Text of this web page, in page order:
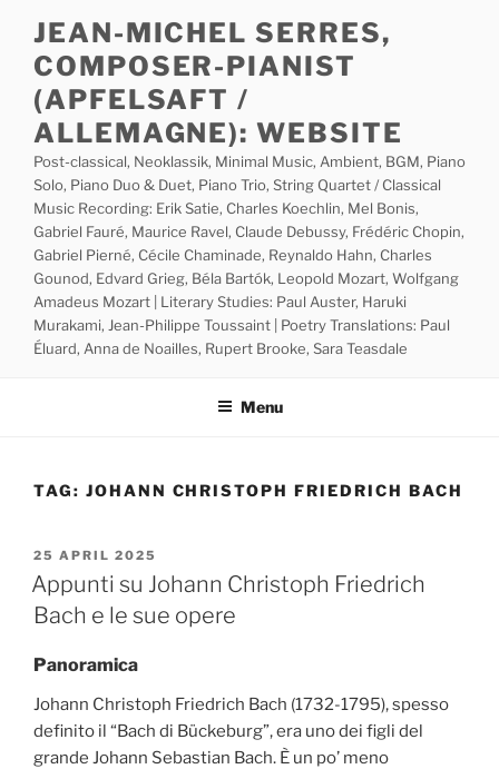
content
JEAN-MICHEL SERRES,
COMPOSER-PIANIST
(APFELSAFT /
ALLEMAGNE): WEBSITE
Post-classical, Neoklassik, Minimal Music, Ambient, BGM, Piano
Solo, Piano Duo & Duet, Piano Trio, String Quartet / Classical
Music Recording: Erik Satie, Charles Koechlin, Mel Bonis,
Gabriel Fauré, Maurice Ravel, Claude Debussy, Frédéric Chopin,
Gabriel Pierné, Cécile Chaminade, Reynaldo Hahn, Charles
Gounod, Edvard Grieg, Béla Bartók, Leopold Mozart, Wolfgang
Amadeus Mozart | Literary Studies: Paul Auster, Haruki
Murakami, Jean-Philippe Toussaint | Poetry Translations: Paul
Éluard, Anna de Noailles, Rupert Brooke, Sara Teasdale
Menu
TAG: JOHANN CHRISTOPH FRIEDRICH BACH
POSTED
ON
25 APRIL 2025
Appunti su Johann Christoph Friedrich
Bach e le sue opere
Panoramica
Johann Christoph Friedrich Bach (1732-1795), spesso
definito il “Bach di Bückeburg”, era uno dei figli del
grande Johann Sebastian Bach. È un po’ meno